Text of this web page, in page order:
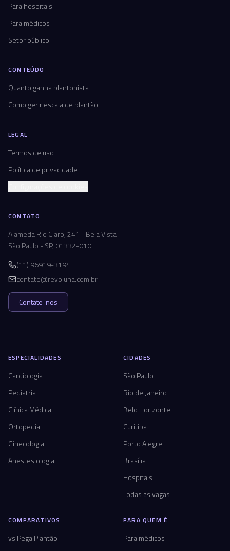
Para hospitais
Para médicos
Setor público
CONTEÚDO
Quanto ganha plantonista
Como gerir escala de plantão
LEGAL
Termos de uso
Política de privacidade
CONTATO
Alameda Rio Claro, 241 - Bela Vista
São Paulo - SP, 01332-010
(11) 96919-3194
contato@revoluna.com.br
Contate-nos
ESPECIALIDADES
Cardiologia
Pediatria
Clínica Médica
Ortopedia
Ginecologia
Anestesiologia
CIDADES
São Paulo
Rio de Janeiro
Belo Horizonte
Curitiba
Porto Alegre
Brasília
Hospitais
Todas as vagas
COMPARATIVOS
vs Pega Plantão
PARA QUEM É
Para médicos